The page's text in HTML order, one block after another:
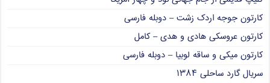
کارتون جوجه اردک زشت – دوبله فارسی
کارتون عروسکی هادی و هدی – کامل
کارتون میکی و ساقه لوبیا – دوبله فارسی
سریال گارد ساحلی ۱۳۸۴